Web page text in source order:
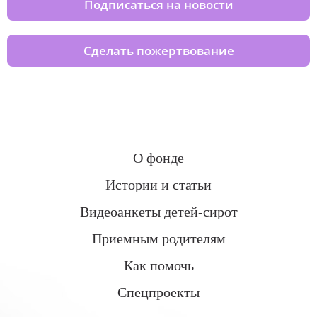
Подписаться на новости
Сделать пожертвование
О фонде
Истории и статьи
Видеоанкеты детей-сирот
Приемным родителям
Как помочь
Спецпроекты